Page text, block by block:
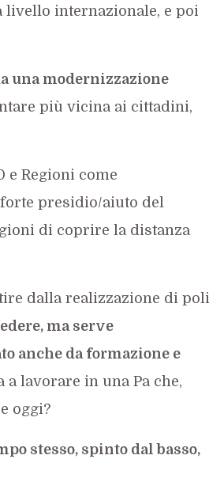
livello internazionale, e poi
una modernizzazione
più vicina ai cittadini,
e Regioni come
presidio/aiuto del
di coprire la distanza
dalla realizzazione di poli
ma serve
anche da formazione e
lavorare in una Pa che,
oggi?
stesso, spinto dal basso,